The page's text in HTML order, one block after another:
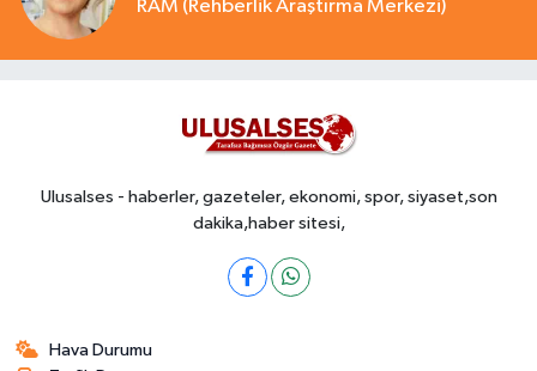
RAM (Rehberlik Araştırma Merkezi)
Ulusalses - haberler, gazeteler, ekonomi, spor, siyaset,son
dakika,haber sitesi,
Hava Durumu